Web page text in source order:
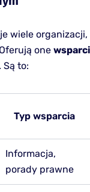
wiele
one
. Są to:
Typ wsparcia
Informacja,
porady prawne